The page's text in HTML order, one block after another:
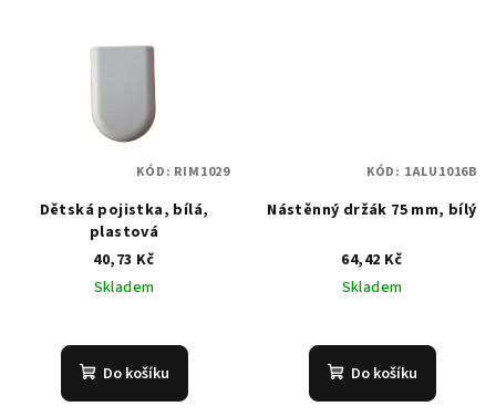
Dětská pojistka, bílá,
plastová
40,73 Kč
Skladem
Do košíku
KÓD: RIM1029
Nástěnný držák 75 mm, bílý
64,42 Kč
Skladem
Do košíku
KÓD: 1ALU1016B